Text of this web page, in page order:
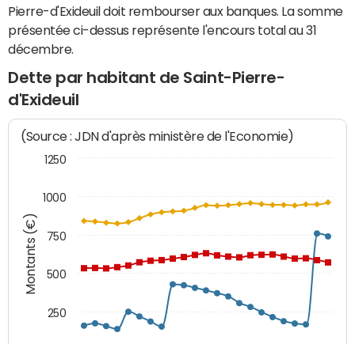
Pierre-d'Exideuil doit rembourser aux banques. La somme
présentée ci-dessus représente l'encours total au 31
décembre.
Dette par habitant de Saint-Pierre-
d'Exideuil
Montants (€)
(Source : JDN d'après ministère de l'Economie)
250
500
750
1000
1250